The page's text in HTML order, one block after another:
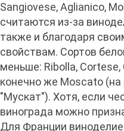
Sangiovese, Aglianico,
считаются из-за
также и благодаря
свойствам. Сортов
меньше: Ribolla, Cortese,
конечно же Moscato (на
"Мускат"). Хотя, если
винограда можно
Для Франции виноделие